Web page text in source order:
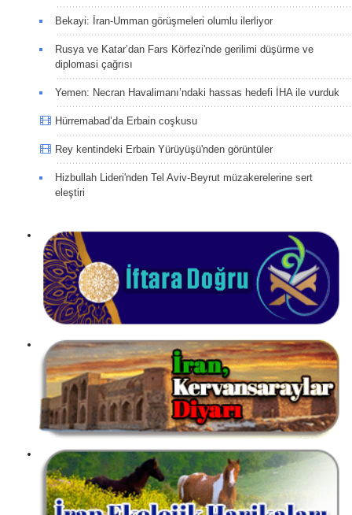
Bekayi: İran-Umman görüşmeleri olumlu ilerliyor
Rusya ve Katar’dan Fars Körfezi'nde gerilimi düşürme ve
diplomasi çağrısı
Yemen: Necran Havalimanı’ndaki hassas hedefi İHA ile vurduk
Hürremabad’da Erbain coşkusu
Rey kentindeki Erbain Yürüyüşü'nden görüntüler
Hizbullah Lideri'nden Tel Aviv-Beyrut müzakerelerine sert
eleştiri